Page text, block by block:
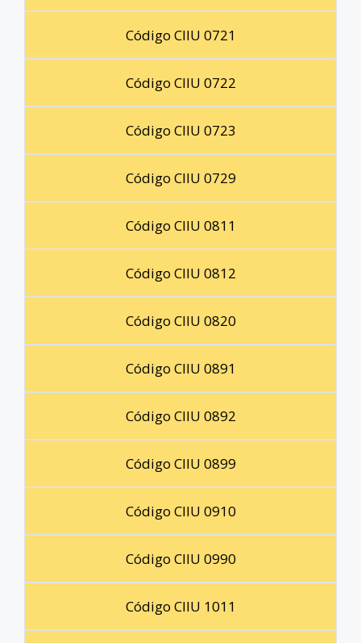
Código CIIU 0721
Código CIIU 0722
Código CIIU 0723
Código CIIU 0729
Código CIIU 0811
Código CIIU 0812
Código CIIU 0820
Código CIIU 0891
Código CIIU 0892
Código CIIU 0899
Código CIIU 0910
Código CIIU 0990
Código CIIU 1011